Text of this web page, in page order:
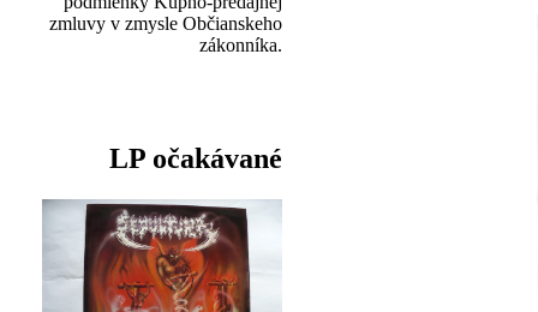
zmluvy v zmysle Občianskeho
zákonníka.
LP očakávané